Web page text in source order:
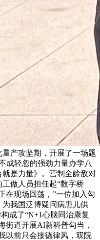
产攻坚期，开展了一场题
成轻忽的强劲力量办学八
是力量》。营制全龄敌对
做人员担任起“数字桥
在现场回荡，”一位加入勾
我国泛博疑问病患儿供
成了“N+1心脑同治康复
街道开展AI新科普勾当，
以前只会接德律风，双院